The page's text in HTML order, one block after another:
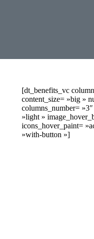
[dt_benefits_vc
content_size= »big »
columns_number=
»light »
icons_hover_paint=
»with-button »]